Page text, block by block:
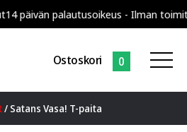
palautusoikeus - Ilman
Ostoskori 0
/ Satans Vasa! T-paita